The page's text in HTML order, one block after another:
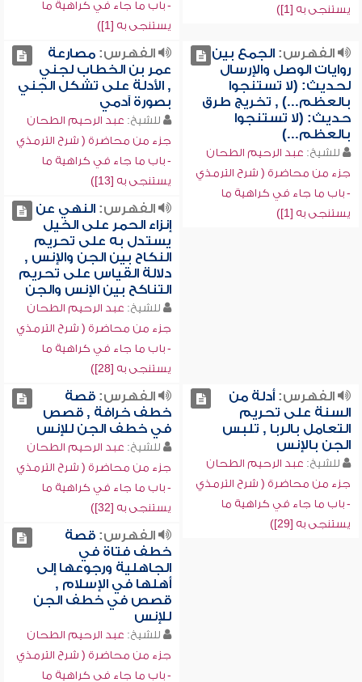
يستنجى به [1])
- باب ما جاء في كراهية ما
يستنجى به [1])
الفهرس:الجمع بين
روايات الوصل والإرسال
لحديث: (لا تستنجوا
بالعظم...) , تخريج طرق
حديث: (لا تستنجوا
بالعظم...)
للشيخ: عبد الرحيم الطحان
جزء من محاضرة ( شرح الترمذي
- باب ما جاء في كراهية ما
يستنجى به [1])
الفهرس:مصارعة
عمر بن الخطاب لجني
, الأدلة على تشكل الجني
بصورة آدمي
للشيخ: عبد الرحيم الطحان
جزء من محاضرة ( شرح الترمذي
- باب ما جاء في كراهية ما
يستنجى به [13])
الفهرس:النهي عن
إنزاء الحمر على الخيل
يستدل به على تحريم
النكاح بين الجن والإنس ,
دلالة القياس على تحريم
التناكح بين الإنس والجن
للشيخ: عبد الرحيم الطحان
جزء من محاضرة ( شرح الترمذي
- باب ما جاء في كراهية ما
يستنجى به [28])
الفهرس:أدلة من
السنة على تحريم
التعامل بالربا , تلبس
الجن بالإنس
للشيخ: عبد الرحيم الطحان
جزء من محاضرة ( شرح الترمذي
- باب ما جاء في كراهية ما
يستنجى به [29])
الفهرس:قصة
خطف خرافة , قصص
في خطف الجن للإنس
للشيخ: عبد الرحيم الطحان
جزء من محاضرة ( شرح الترمذي
- باب ما جاء في كراهية ما
يستنجى به [32])
الفهرس:قصة
خطف فتاة في
الجاهلية ورجوعها إلى
أهلها في الإسلام ,
قصص في خطف الجن
للإنس
للشيخ: عبد الرحيم الطحان
جزء من محاضرة ( شرح الترمذي
- باب ما جاء في كراهية ما